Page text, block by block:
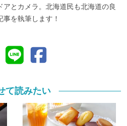
アとカメラ。北海道民も北海道の良
を執筆します！
て読みたい